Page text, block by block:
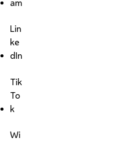
Lin
ke
dIn
Tik
To
k
Wi